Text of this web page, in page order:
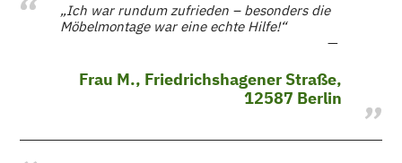
„Ich war rundum zufrieden – besonders die
Möbelmontage war eine echte Hilfe!“
Frau M., Friedrichshagener Straße,
12587 Berlin